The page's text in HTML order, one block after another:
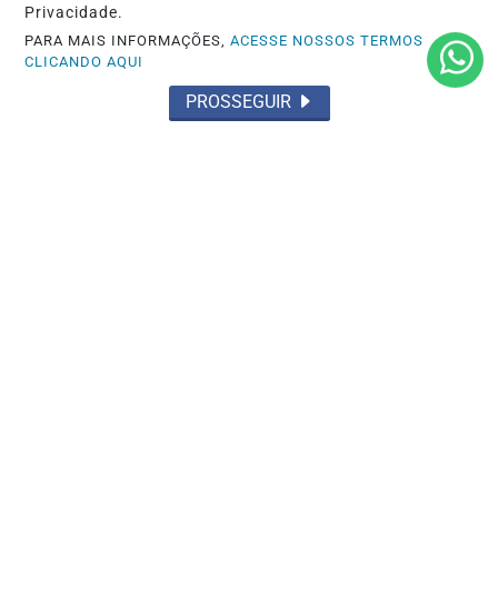
Privacidade.
PARA MAIS INFORMAÇÕES,ACESSE NOSSOS TERMOS
CLICANDO AQUI
PROSSEGUIR